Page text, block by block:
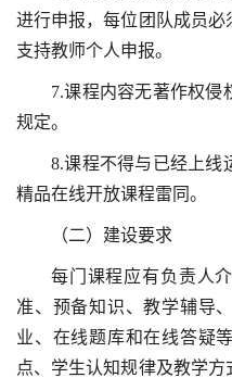
进行申报，每位团队成员
支持教师个人申报。
7.课程内容无著作权侵
规定。
8.课程不得与已经上线
精品在线开放课程雷同。
（二）建设要求
每门课程应有负责人
准、预备知识、教学辅导
业、在线题库和在线答疑
点、学生认知规律及教学